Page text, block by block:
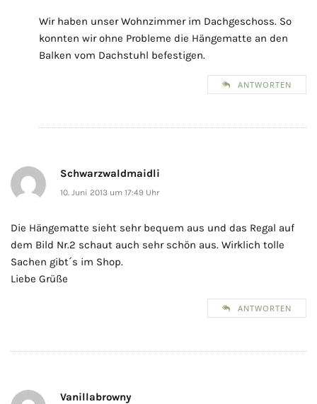
Wir haben unser Wohnzimmer im Dachgeschoss. So
konnten wir ohne Probleme die Hängematte an den
Balken vom Dachstuhl befestigen.
ANTWORTEN
Schwarzwaldmaidli
10. Juni 2013 um 17:49 Uhr
Die Hängematte sieht sehr bequem aus und das Regal auf
dem Bild Nr.2 schaut auch sehr schön aus. Wirklich tolle
Sachen gibt´s im Shop.
Liebe Grüße
ANTWORTEN
Vanillabrowny